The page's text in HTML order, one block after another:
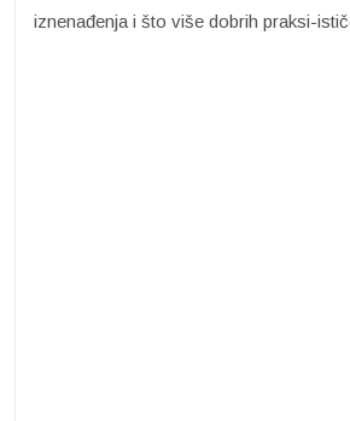
iznenađenja i što više dobrih praksi-